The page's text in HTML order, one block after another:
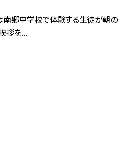
南郷中学校で体験する生徒が朝の
拶を...